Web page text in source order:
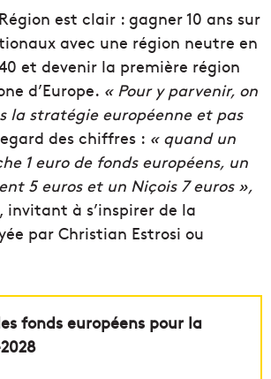
est clair : gagner 10 ans sur
avec une région neutre en
et devenir la première région
d’Europe. « Pour y parvenir, on
la stratégie européenne et pas
des chiffres : « quand un
1eurode fonds européens, un
5 euros et un Niçois7 euros »,
à s’inspirer de la
par Christian Estrosi ou
fonds européens pour la